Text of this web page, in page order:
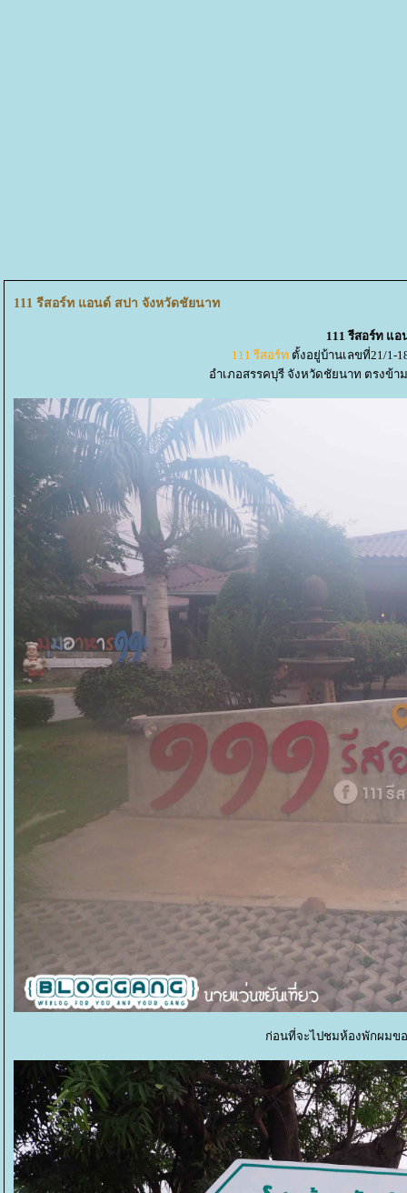
111 รีสอร์ท แอนด์ สปา จังหวัดชัยนาท
111 รีสอร์ท แ
111 รีสอร์ท ตั้งอยู่บ้านเลขที่21/1-
อำเภอสรรคบุรี จังหวัดชัยนาท ตรงข้
ก่อนที่จะไปชมห้องพักผมข